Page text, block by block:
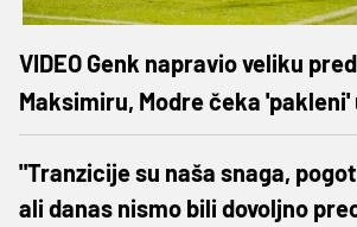
VIDEO Genk napravio veliku
Maksimiru, Modre čeka
"Tranzicije su naša snaga,
ali danas nismo bili dovoljno